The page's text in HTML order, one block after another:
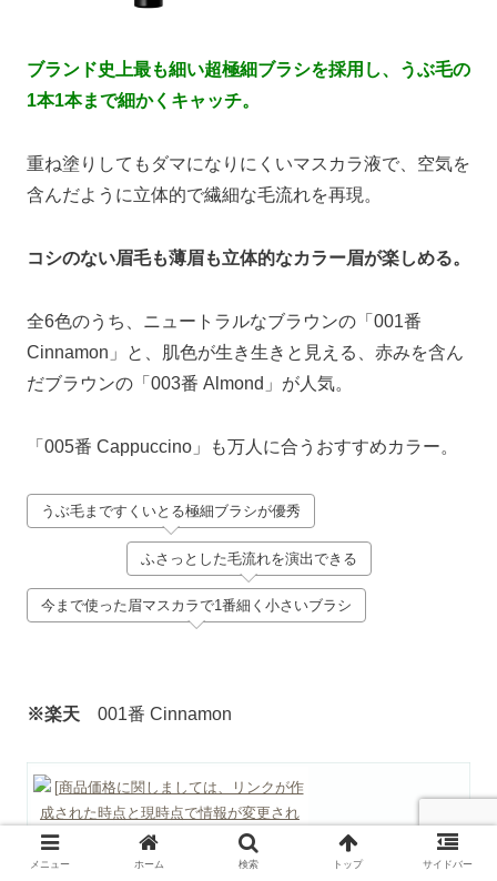
ブランド史上最も細い超極細ブラシを採用し、うぶ毛の
1本1本まで細かくキャッチ。
重ね塗りしてもダマになりにくいマスカラ液で、空気を
含んだように立体的で繊細な毛流れを再現。
コシのない眉毛も薄眉も立体的なカラー眉が楽しめる。
全6色のうち、ニュートラルなブラウンの「001番
Cinnamon」と、肌色が生き生きと見える、赤みを含ん
だブラウンの「003番 Almond」が人気。
「005番 Cappuccino」も万人に合うおすすめカラー。
うぶ毛まですくいとる極細ブラシが優秀
ふさっとした毛流れを演出できる
今まで使った眉マスカラで1番細く小さいブラシ
※楽天 001番 Cinnamon
メニュー ホーム 検索 トップ サイドバー